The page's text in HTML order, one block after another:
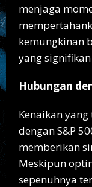
menjaga
kemungkinan
yang
Hubungan
Kenaikan
dengan S&P
memberikan
Meskipun
sepenuhnya